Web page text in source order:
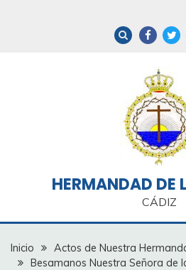
HERMANDAD DE
CÁDIZ
Inicio
Actos de Nuestra
Besamanos Nuestra Señora de